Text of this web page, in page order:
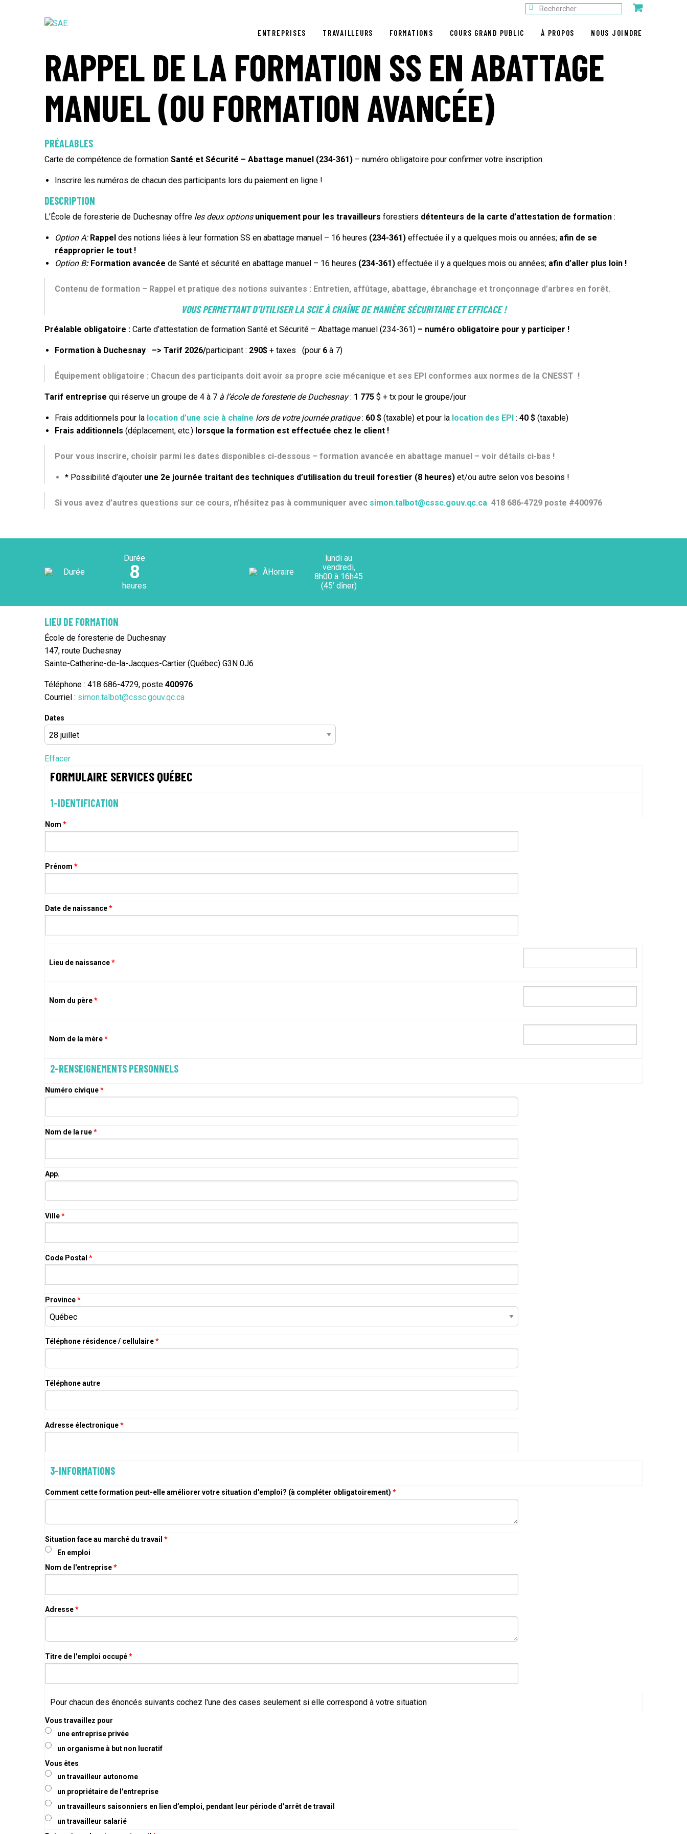
SAE
ENTREPRISES TRAVAILLEURS FORMATIONS COURS GRAND PUBLIC À PROPOS NOUS JOINDRE
RAPPEL DE LA FORMATION SS EN ABATTAGE
MANUEL (OU FORMATION AVANCÉE)
PRÉALABLES
Carte de compétence de formation Santé et Sécurité – Abattage manuel (234-361) – numéro obligatoire pour confirmer votre inscription.
Inscrire les numéros de chacun des participants lors du paiement en ligne !
DESCRIPTION
L’École de foresterie de Duchesnay offre les deux options uniquement pour les travailleurs forestiers détenteurs de la carte d’attestation de formation :
Option A: Rappel des notions liées à leur formation SS en abattage manuel – 16 heures (234-361) effectuée il y a quelques mois ou années; afin de se
réapproprier le tout !
Option B: Formation avancée de Santé et sécurité en abattage manuel – 16 heures (234-361) effectuée il y a quelques mois ou années; afin d’aller plus loin !
Contenu de formation – Rappel et pratique des notions suivantes : Entretien, affûtage, abattage, ébranchage et tronçonnage d’arbres en forêt.
VOUS PERMETTANT D’UTILISER LA SCIE À CHAÎNE DE MANIÈRE SÉCURITAIRE ET EFFICACE !
Préalable obligatoire : Carte d’attestation de formation Santé et Sécurité – Abattage manuel (234-361) – numéro obligatoire pour y participer !
Formation à Duchesnay –> Tarif 2026/participant : 290$ + taxes (pour 6 à 7)
Équipement obligatoire : Chacun des participants doit avoir sa propre scie mécanique et ses EPI conformes aux normes de la CNESST !
Tarif entreprise qui réserve un groupe de 4 à 7 à l’école de foresterie de Duchesnay: 1 775 $ + tx pour le groupe/jour
Frais additionnels pour la location d’une scie à chaîne lors de votre journée pratique: 60 $ (taxable) et pour la location des EPI : 40 $ (taxable)
Frais additionnels (déplacement, etc.) lorsque la formation est effectuée chez le client !
Pour vous inscrire, choisir parmi les dates disponibles ci-dessous – formation avancée en abattage manuel – voir détails ci-bas !
* Possibilité d’ajouter une 2e journée traitant des techniques d’utilisation du treuil forestier (8 heures) et/ou autre selon vos besoins !
Si vous avez d’autres questions sur ce cours, n’hésitez pas à communiquer avec simon.talbot@cssc.gouv.qc.ca 418 686-4729 poste #400976
Durée
8
heures
lundi au
vendredi,
8h00 à 16h45
(45' dîner)
LIEU DE FORMATION
École de foresterie de Duchesnay
147, route Duchesnay
Sainte-Catherine-de-la-Jacques-Cartier (Québec) G3N 0J6
Téléphone : 418 686-4729, poste 400976
Courriel : simon.talbot@cssc.gouv.qc.ca
Dates
Effacer
FORMULAIRE SERVICES QUÉBEC
1-IDENTIFICATION
Nom *
Prénom *
Date de naissance*
Lieu de naissance*
Nom du père*
Nom de la mère*
2-RENSEIGNEMENTS PERSONNELS
Numéro civique*
Nom de la rue*
App.
Ville*
Code Postal *
Province*
Téléphone résidence / cellulaire*
Téléphone autre
Adresse électronique*
3-INFORMATIONS
Comment cette formation peut-elle améliorer votre situation d'emploi? (à compléter obligatoirement) *
Situation face au marché du travail *
En emploi
Nom de l'entreprise*
Adresse*
Titre de l'emploi occupé*
Pour chacun des énoncés suivants cochez l'une des cases seulement si elle correspond à votre situation
Vous travaillez pour
une entreprise privée
un organisme à but non lucratif
Vous êtes
un travailleur autonome
un propriétaire de l'entreprise
un travailleurs saisonniers en lien d’emploi, pendant leur période d’arrêt de travail
un travailleur salarié